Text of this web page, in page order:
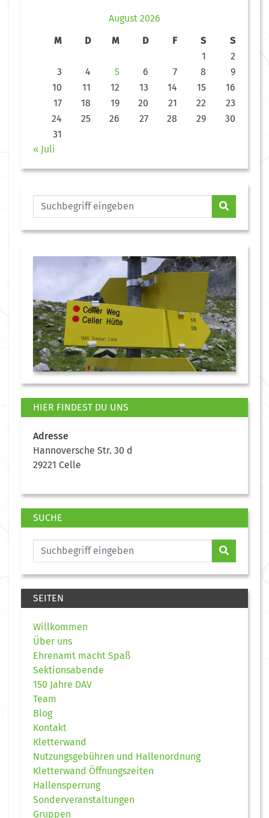
August 2026
M
D M D F S
S
1
2
3
4 5 6 7 8
9
10
11 12 13 14 15
16
17
18 19 20 21 22
23
24
25 26 27 28 29
30
31
« Juli
HIER FINDEST DU UNS
Adresse
Hannoversche Str. 30 d
29221 Celle
SUCHE
SEITEN
Willkommen
Über uns
Ehrenamt macht Spaß
Sektionsabende
150 Jahre DAV
Team
Blog
Kontakt
Kletterwand
Nutzungsgebühren und Hallenordnung
Kletterwand Öffnungszeiten
Hallensperrung
Sonderveranstaltungen
Gruppen